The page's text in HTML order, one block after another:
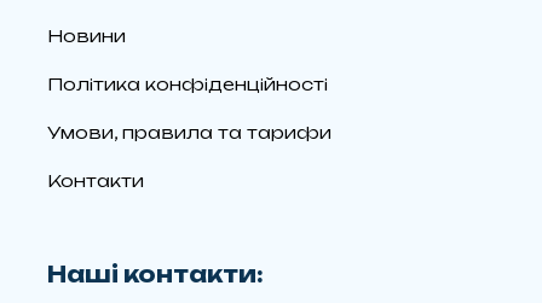
Новини
Політика конфіденційності
Умови, правила та тарифи
Контакти
Наші контакти: